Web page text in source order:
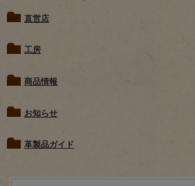
直営店
工房
商品情報
お知らせ
革製品ガイド